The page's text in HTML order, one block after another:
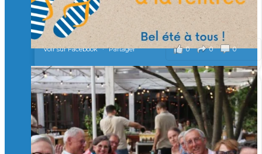
...Voir plus
il y a 2 mois
0 0 0
Voir sur Facebook · Partager
🚀Afterwork à Genève 🚀
🥳 Le 22 avril dernier, 14 Alumni vivant / travaillant
en Suisse ont partagé un moment convivial de
retrouvailles et d'échanges !